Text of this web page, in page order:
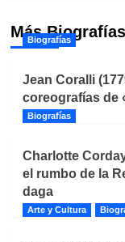
Más Biografías
Biografías
Jean Coralli
coreografías de
Biografías
Charlotte
el rumbo de la
daga
Arte y Cultura